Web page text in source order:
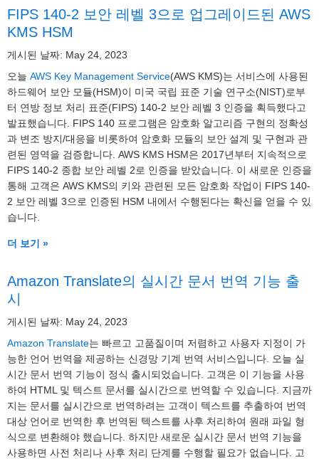
FIPS 140-2 보안 레벨 3으로 업그레이드된 AWS
KMS HSM
게시된 날짜: May 24, 2023
오늘 AWS Key Management Service(AWS KMS)는 서비스에 사용된
하드웨어 보안 모듈(HSM)이 미국 국립 표준 기술 연구소(NIST)로부
터 연방 정보 처리 표준(FIPS) 140-2 보안 레벨 3 인증을 획득했다고
발표했습니다. FIPS 140 프로그램은 암호화 알고리즘 구현의 정확성
과 변조 방지/대응을 비롯하여 암호화 모듈의 보안 설계 및 구현과 관
련된 영역을 검증합니다. AWS KMS HSM은 2017년부터 지속적으로
FIPS 140-2 종합 보안 레벨 2로 인증을 받았습니다. 이 새로운 인증을
통해 고객은 AWS KMS의 키와 관련된 모든 암호화 작업이 FIPS 140-
2 보안 레벨 3으로 인증된 HSM 내에서 수행된다는 확신을 얻을 수 있
습니다.
더 보기 »
Amazon Translate의 실시간 문서 번역 기능 출
시
게시된 날짜: May 24, 2023
Amazon Translate는 빠르고 고품질이며 저렴하고 사용자 지정이 가
능한 언어 번역을 제공하는 신경망 기계 번역 서비스입니다. 오늘 실
시간 문서 번역 기능이 정식 출시되었습니다. 고객은 이 기능을 사용
하여 HTML 및 텍스트 문서를 실시간으로 번역할 수 있습니다. 지금까
지는 문서를 실시간으로 번역하려는 고객이 텍스트를 추출하여 번역
대상 언어로 번역한 후 번역된 텍스트를 사후 처리하여 원래 파일 형
식으로 변환해야 했습니다. 하지만 새로운 실시간 문서 번역 기능을
사용하면 사전 처리나 사후 처리 단계를 수행할 필요가 없습니다. 고